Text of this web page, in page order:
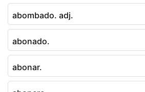
abombado. adj.
abonado.
abonar.